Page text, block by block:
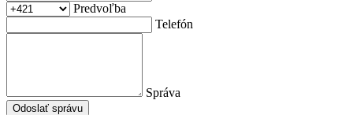
Predvoľba
Telefón
Správa
Odoslať správu